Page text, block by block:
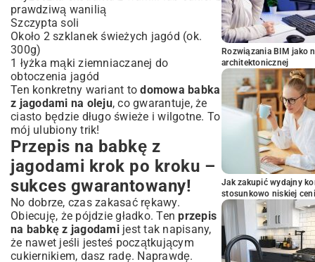
prawdziwą wanilią
Szczypta soli
Około 2 szklanek świeżych jagód (ok.
300g)
1 łyżka mąki ziemniaczanej do
obtoczenia jagód
Ten konkretny wariant todomowa babka
z jagodami na oleju, co gwarantuje, że
ciasto będzie długo świeże i wilgotne. To
mój ulubiony trik!
Przepis na babkę z
jagodami krok po kroku –
sukces gwarantowany!
No dobrze, czas zakasać rękawy.
Obiecuję, że pójdzie gładko. Tenprzepis
na babkę z jagodamijest tak napisany,
że nawet jeśli jesteś początkującym
cukiernikiem, dasz radę. Naprawdę.
Rozwiązania BIM jako
architektonicznej
Jak zakupić wydajny
stosunkowo niskiej